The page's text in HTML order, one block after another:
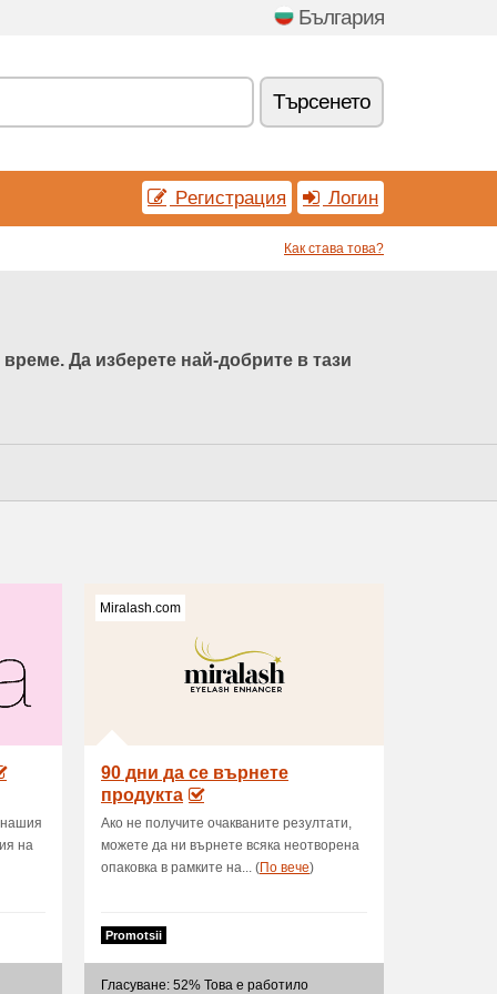
България
Tърсенетo
Pегистрация Логин
Как става това?
Да изберете най-добрите в тази
нашия
на
Miralash.com
90 дни да се върнете
продукта
Ако не получите очакваните резултати,
можете да ни върнете всяка неотворена
опаковка в рамките на... (Пo вече)
Promotsii
Гласуване: 52% Това е работило